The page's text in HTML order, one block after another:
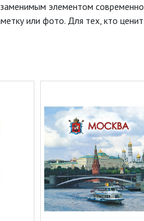
элементом
или фото. Для тех, кто